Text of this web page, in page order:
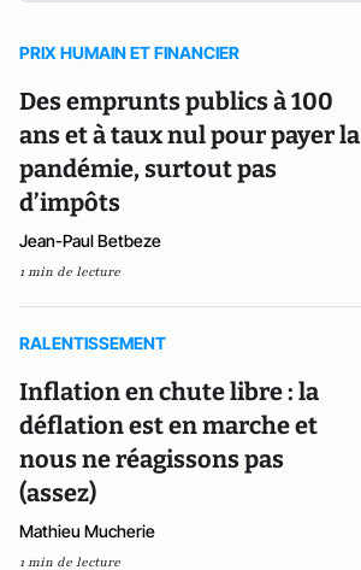
PRIX HUMAIN ET FINANCIER
Des emprunts publics à 100
ans et à taux nul pour payer la
pandémie, surtout pas
d’impôts
Jean-Paul Betbeze
1 min de lecture
RALENTISSEMENT
Inflation en chute libre : la
déflation est en marche et
nous ne réagissons pas
(assez)
Mathieu Mucherie
1 min de lecture